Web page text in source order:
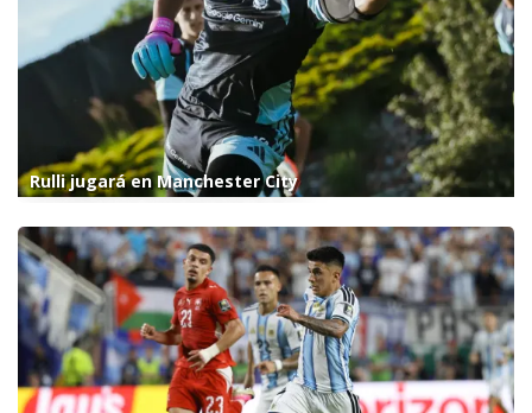
Rulli jugará en Manchester City